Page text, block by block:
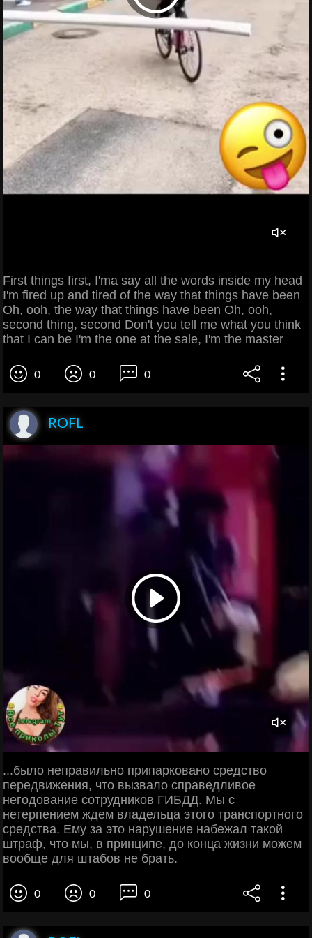
First things first, I'ma say all the words inside my head
I'm fired up and tired of the way that things have been
Oh, ooh, the way that things have been Oh, ooh,
second thing, second Don't you tell me what you think
that I can be I'm the one at the sale, I'm the master
0 0 0
ROFL
...было неправильно припарковано средство
передвижения, что вызвало справедливое
негодование сотрудников ГИБДД. Мы с
нетерпением ждем владельца этого транспортного
средства. Ему за это нарушение набежал такой
штраф, что мы, в принципе, до конца жизни можем
вообще для штабов не брать.
0 0 0